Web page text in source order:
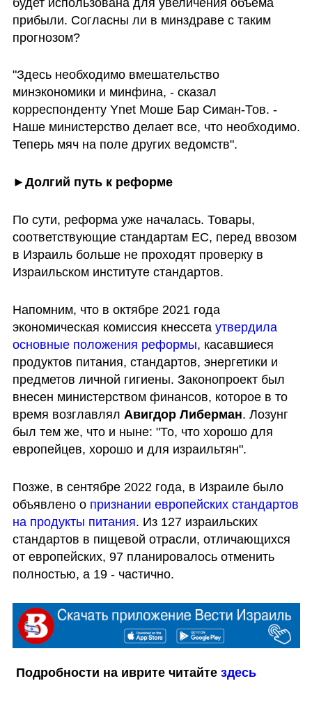
прибыли. Согласны ли в минздраве с таким
прогнозом?
"Здесь необходимо вмешательство
минэкономики и минфина, - сказал
корреспонденту Ynet Моше Бар Симан-Тов. -
Наше министерство делает все, что необходимо.
Теперь мяч на поле других ведомств".
►Долгий путь к реформе
По сути, реформа уже началась. Товары,
соответствующие стандартам ЕС, перед ввозом
в Израиль больше не проходят проверку в
Израильском институте стандартов.
Напомним, что в октябре 2021 года
экономическая комиссия кнессета утвердила
основные положения реформы, касавшиеся
продуктов питания, стандартов, энергетики и
предметов личной гигиены. Законопроект был
внесен министерством финансов, которое в то
время возглавлял Авигдор Либерман. Лозунг
был тем же, что и ныне: "То, что хорошо для
европейцев, хорошо и для израильтян".
Позже, в сентябре 2022 года, в Израиле было
объявлено о признании европейских стандартов
на продукты питания. Из 127 израильских
стандартов в пищевой отрасли, отличающихся
от европейских, 97 планировалось отменить
полностью, а 19 - частично.
Подробности на иврите читайте здесь